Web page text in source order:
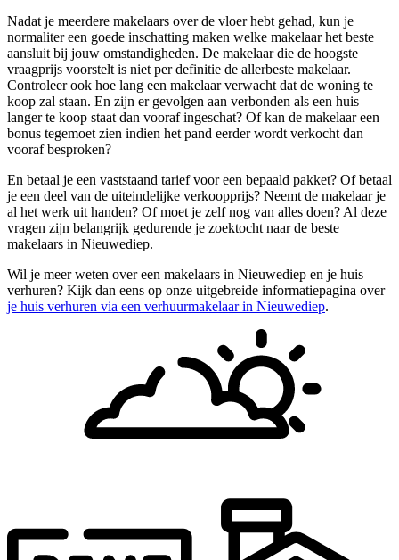
Nadat je meerdere makelaars over de vloer hebt gehad, kun je
normaliter een goede inschatting maken welke makelaar het beste
aansluit bij jouw omstandigheden. De makelaar die de hoogste
vraagprijs voorstelt is niet per definitie de allerbeste makelaar.
Controleer ook hoe lang een makelaar verwacht dat de woning te
koop zal staan. En zijn er gevolgen aan verbonden als een huis
langer te koop staat dan vooraf ingeschat? Of kan de makelaar een
bonus tegemoet zien indien het pand eerder wordt verkocht dan
vooraf besproken?
En betaal je een vaststaand tarief voor een bepaald pakket? Of betaal
je een deel van de uiteindelijke verkoopprijs? Neemt de makelaar je
al het werk uit handen? Of moet je zelf nog van alles doen? Al deze
vragen zijn belangrijk gedurende je zoektocht naar de beste
makelaars in Nieuwediep.
Wil je meer weten over een makelaars in Nieuwediep en je huis
verhuren? Kijk dan eens op onze uitgebreide informatiepagina over
je huis verhuren via een verhuurmakelaar in Nieuwediep.